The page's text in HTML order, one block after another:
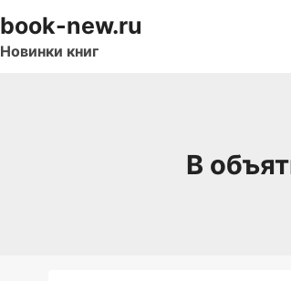
book-new.ru
Новинки книг
В